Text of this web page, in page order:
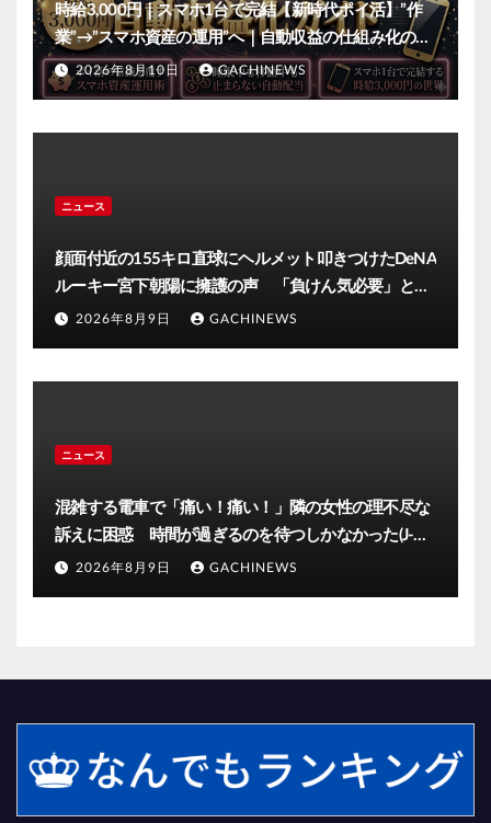
時給3,000円｜スマホ1台で完結【新時代ポイ活】”作
業”→”スマホ資産の運用”へ｜自動収益の仕組み化の全
手順2026年8月10日 GACHINEWS
ニュース
顔面付近の155キロ直球にヘルメット叩きつけたDeNA
ルーキー宮下朝陽に擁護の声 「負けん気必要」と球
団OB(J-CASTニュース)
2026年8月9日 GACHINEWS
ニュース
混雑する電車で「痛い！痛い！」隣の女性の理不尽な
訴えに困惑 時間が過ぎるのを待つしかなかった(J-
CASTニュース)
2026年8月9日 GACHINEWS